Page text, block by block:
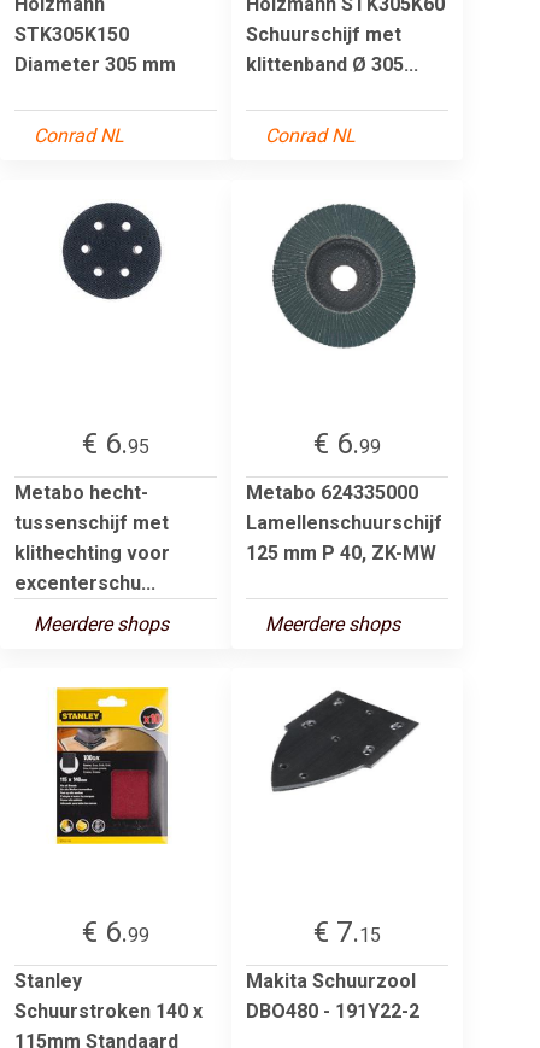
STK305K150
Diameter 305 mm
Conrad NL
Schuurschijf met
klittenband Ø 305...
Conrad NL
€ 6.95
Metabo hecht-
tussenschijf met
klithechting voor
excenterschu...
Meerdere shops
€ 6.99
Metabo 624335000
Lamellenschuurschijf
125 mm P 40, ZK-MW
Meerdere shops
€ 6.99
Stanley
Schuurstroken 140 x
115mm Standaard
€ 7.15
Makita Schuurzool
DBO480 - 191Y22-2